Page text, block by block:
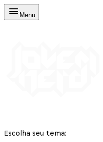
Menu
Escolha seu tema: